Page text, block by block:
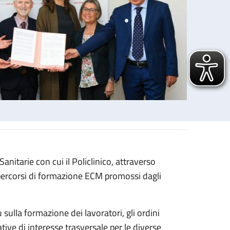
un nuovo accordo
con cui il Policlinico, attraverso
di formazione ECM promossi dagli
formazione dei lavoratori, gli ordini
di interesse trasversale per le diverse